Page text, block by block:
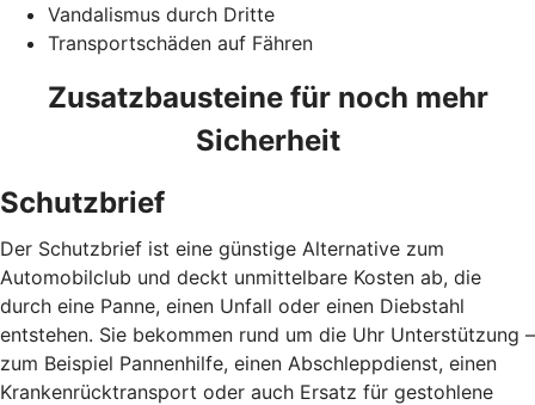
Vandalismus durch Dritte
Transportschäden auf Fähren
Zusatzbausteine für noch mehr
Sicherheit
Schutzbrief
Der Schutzbrief ist eine günstige Alternative zum
Automobilclub und deckt unmittelbare Kosten ab, die
durch eine Panne, einen Unfall oder einen Diebstahl
entstehen. Sie bekommen rund um die Uhr Unterstützung –
zum Beispiel Pannenhilfe, einen Abschleppdienst, einen
Krankenrücktransport oder auch Ersatz für gestohlene